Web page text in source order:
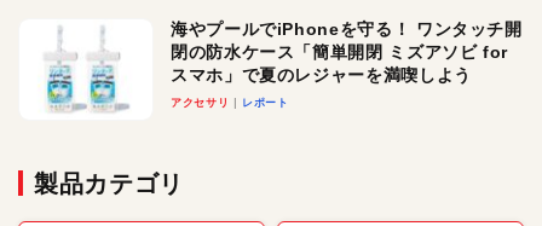
海やプールでiPhoneを守る！ ワンタッチ開
閉の防水ケース「簡単開閉 ミズアソビ for
スマホ」で夏のレジャーを満喫しよう
アクセサリ レポート
製品カテゴリ